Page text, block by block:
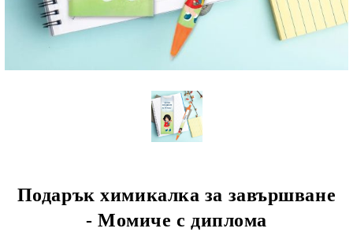
Подарък химикалка за завършване
- Момиче с диплома